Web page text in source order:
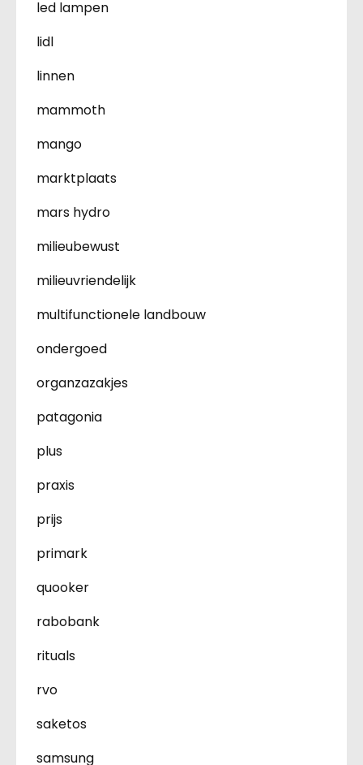
led lampen
lidl
linnen
mammoth
mango
marktplaats
mars hydro
milieubewust
milieuvriendelijk
multifunctionele landbouw
ondergoed
organzazakjes
patagonia
plus
praxis
prijs
primark
quooker
rabobank
rituals
rvo
saketos
samsung